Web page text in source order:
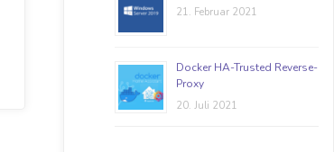
21. Februar 2021
Docker HA-Trusted Reverse-
Proxy
20. Juli 2021